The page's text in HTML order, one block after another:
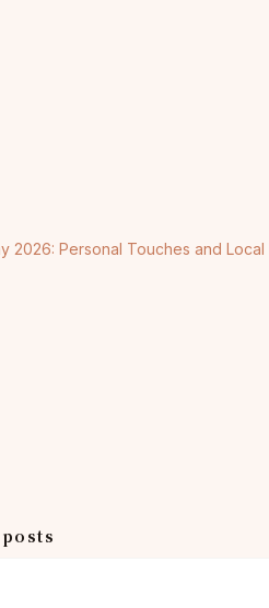
2026: Personal Touches and